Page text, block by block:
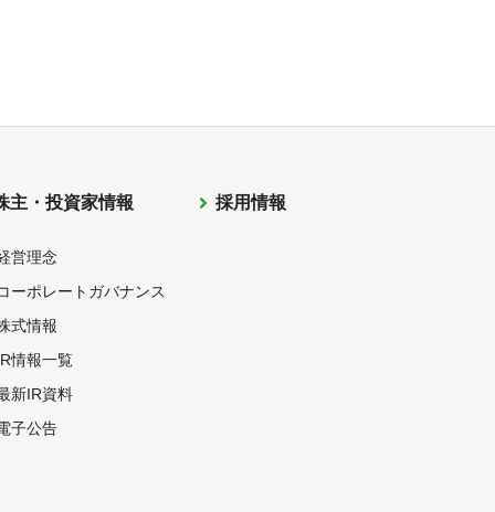
主・投資家情報
営理念
ーポレートガバナンス
式情報
情報一覧
新IR資料
子公告
採用情報